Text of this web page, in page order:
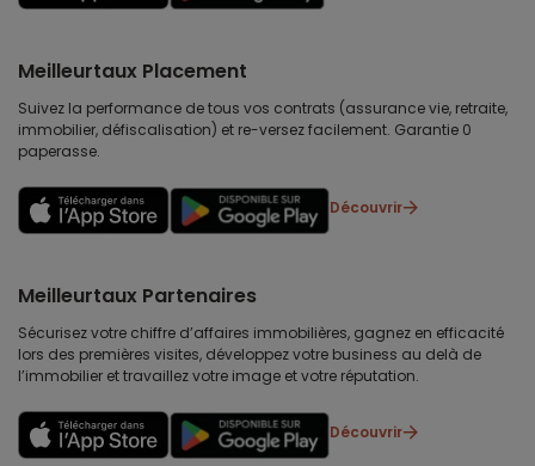
Meilleurtaux Placement
Suivez la performance de tous vos contrats (assurance vie, retraite,
immobilier, défiscalisation) et re-versez facilement. Garantie 0
paperasse.
Découvrir
Meilleurtaux Partenaires
Sécurisez votre chiffre d’affaires immobilières, gagnez en efficacité
lors des premières visites, développez votre business au delà de
l’immobilier et travaillez votre image et votre réputation.
Découvrir